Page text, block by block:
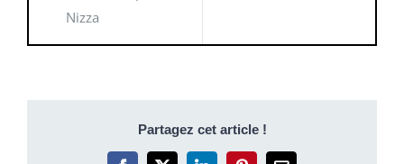
Nizza
Partagez cet article !